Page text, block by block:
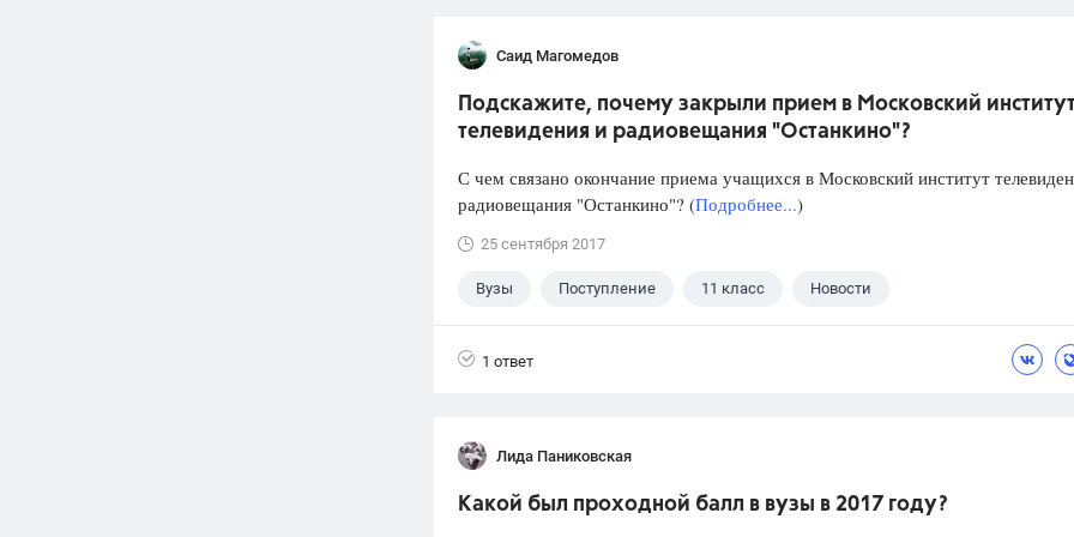
Саид Магомедов
Подскажите, почему закрыли прием в Московский
телевидения и радиовещания "Останкино"?
С чем связано окончание приема учащихся в Московский институт
радиовещания "Останкино"? (Подробнее...)
25 сентября 2017
Вузы Поступление 11 класс Новости
1 ответ
Лида Паниковская
Какой был проходной балл в вузы в 2017 году?